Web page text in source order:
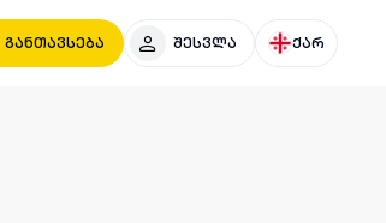
განთავსება შესვლა ქარ